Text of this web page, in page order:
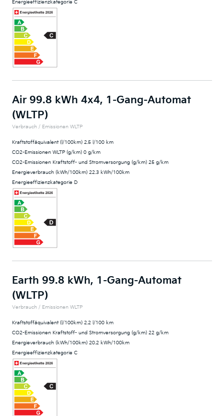
Energieeffizienzkategorie C
Air 99.8 kWh 4x4, 1-Gang-Automat
(WLTP)
Verbrauch / Emissionen WLTP
Kraftstoffäquivalent (l/100km) 2.5 l/100 km
CO2-Emissionen WLTP (g/km) 0 g/km
CO2-Emissionen Kraftstoff- und Stromversorgung (g/km) 25 g/km
Energieverbrauch (kWh/100km) 22.3 kWh/100km
Energieeffizienzkategorie D
Earth 99.8 kWh, 1-Gang-Automat
(WLTP)
Verbrauch / Emissionen WLTP
Kraftstoffäquivalent (l/100km) 2.2 l/100 km
CO2-Emissionen Kraftstoff- und Stromversorgung (g/km) 22 g/km
Energieverbrauch (kWh/100km) 20.2 kWh/100km
Energieeffizienzkategorie C